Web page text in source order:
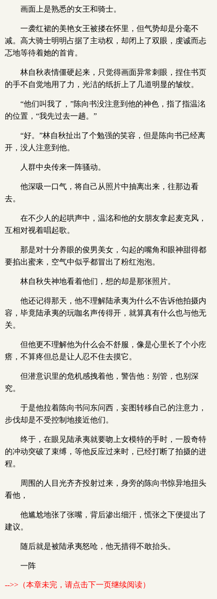
画面上是熟悉的女王和骑士。
一袭红裙的美艳女王被搂在怀里，但气势却是分毫不
减。高大骑士明明占据了主动权，却闭上了双眼，虔诚而忐
忑地等待着她的首肯。
林自秋表情僵硬起来，只觉得画面异常刺眼，捏住书页
的手不自觉地用了力，光洁的纸折上了几道明显的皱纹。
“他们叫我了，”陈向书没注意到他的神色，指了指温洺
的位置，“我先过去一趟。”
“好。”林自秋扯出了个勉强的笑容，但是陈向书已经离
开，没人注意到他。
人群中央传来一阵骚动。
他深吸一口气，将自己从照片中抽离出来，往那边看
去。
在不少人的起哄声中，温洺和他的女朋友拿起麦克风，
互相对视着唱起歌。
那是对十分养眼的俊男美女，勾起的嘴角和眼神甜得都
要掐出蜜来，空气中似乎都冒出了粉红泡泡。
林自秋失神地看着他们，想的却是那张照片。
他还记得那天，他不理解陆承夷为什么不告诉他拍摄内
容，毕竟陆承夷的玩咖名声传得开，就算真有什么也与他无
关。
但他更不理解他为什么会不舒服，像是心里长了个小疙
瘩，不算疼但总是让人忍不住去摸它。
但潜意识里的危机感拽着他，警告他：别管，也别深
究。
于是他拉着陈向书问东问西，妄图转移自己的注意力，
步伐却是不受控制地接近他们。
终于，在眼见陆承夷就要吻上女模特的手时，一股奇特
的冲动突破了束缚，等他反应过来时，已经打断了拍摄的进
程。
周围的人目光齐齐投射过来，身旁的陈向书惊异地扭头
看他，
他尴尬地张了张嘴，背后渗出细汗，慌张之下便提出了
建议。
随后就是被陆承夷怒呛，他无措得不敢抬头。
一阵
-->>（本章未完，请点击下一页继续阅读）